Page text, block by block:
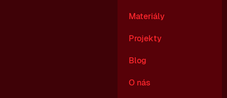
Materiály
Projekty
Blog
O nás